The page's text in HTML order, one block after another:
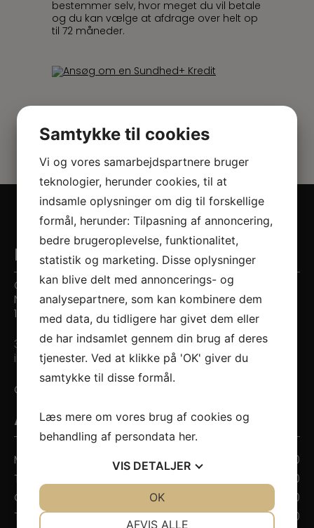
bestemmer selv, hvor meget du vil betale
og du kan vælge at afdrage over helt op
til 72 måneder.
Kontaktinformation
Citytandlægerne
Nygade 7
1164 København K
33 14 52 52
info@citytandlaege.dk
CVR: 38990926
Åbningstider
Mandag:
09.00 - 18.00
08.00 - 16.00
Onsdag:
08.00 - 15.30
Torsdag:
08.00 - 17.00
Samtykke til cookies
Vi og vores samarbejdspartnere bruger
teknologier, herunder cookies, til at
indsamle oplysninger om dig til forskellige
formål, herunder: Tilpasning af annoncering,
bedre brugeroplevelse, funktionalitet,
statistik og marketing. Disse oplysninger
kan blive delt med annoncerings- og
analysepartnere, som kan kombinere dem
med data, du tidligere har givet dem eller
de har indsamlet gennem din brug af deres
tjenester. Ved at klikke på 'OK' giver du
samtykke til disse formål.
Læs mere om vores brug af cookies og
behandling af persondata her.
VIS DETALJER
AFVIS ALLE
OK